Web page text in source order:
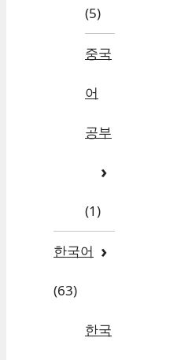
(5)
중국
어
공부
(1)
한국어
(63)
한국